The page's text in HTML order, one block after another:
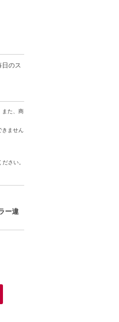
日のス
また、商
きません
さい。
ー違